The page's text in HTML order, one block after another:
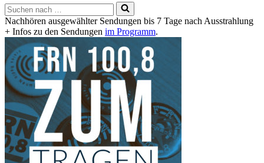
Suchen
nach …
Nachhören ausgewählter Sendungen bis 7 Tage nach Ausstrahlung
+ Infos zu den Sendungen im Programm.